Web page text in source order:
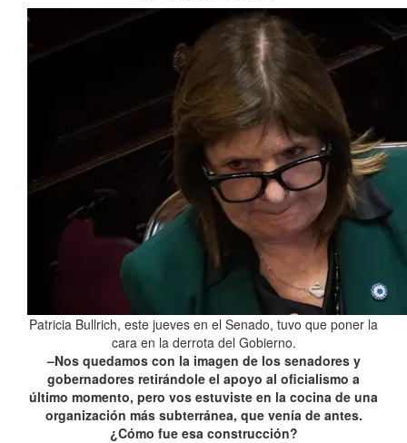
Patricia Bullrich, este jueves en el Senado, tuvo que poner la
cara en la derrota del Gobierno.
–Nos quedamos con la imagen de los senadores y
gobernadores retirándole el apoyo al oficialismo a
último momento, pero vos estuviste en la cocina de una
organización más subterránea, que venía de antes.
¿Cómo fue esa construcción?